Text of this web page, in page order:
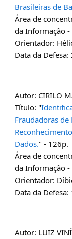
Brasileiras de
Área de
da Informação -
Orientador:
Data da
Autor: CIRILO
Título: "
Fraudadoras de
Dados." - 126p.
Área de
da Informação -
Orientador:
Data da
Autor: LUIZ